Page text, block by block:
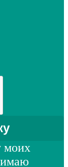
моих